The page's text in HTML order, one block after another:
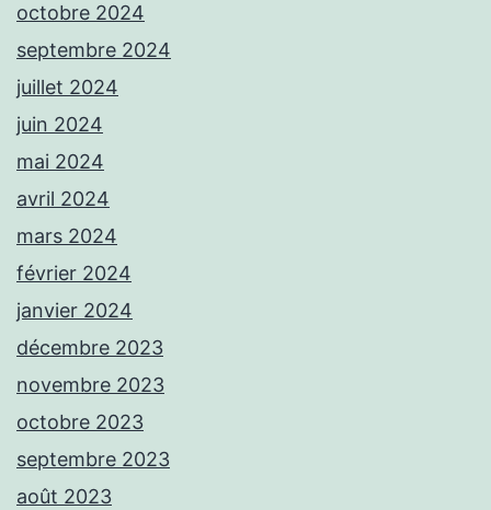
octobre 2024
septembre 2024
juillet 2024
juin 2024
mai 2024
avril 2024
mars 2024
février 2024
janvier 2024
décembre 2023
novembre 2023
octobre 2023
septembre 2023
août 2023